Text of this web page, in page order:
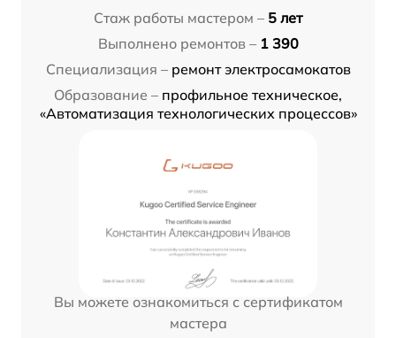
Стаж работы мастером – 5 лет
Выполнено ремонтов – 1 390
Специализация – ремонт электросамокатов
Образование – профильное техническое,
«Автоматизация технологических процессов»
Вы можете ознакомиться с сертификатом
мастера